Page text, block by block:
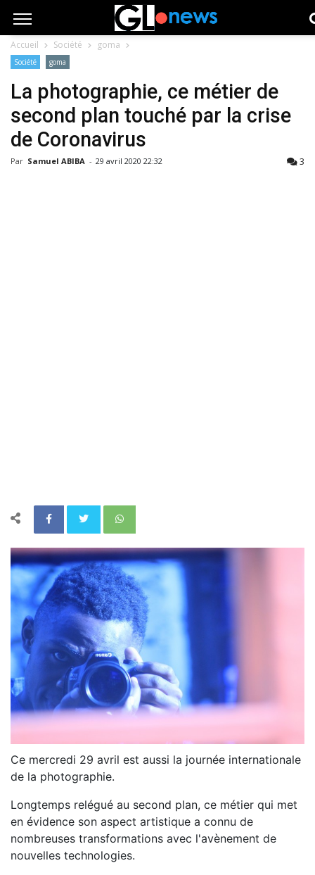
Accueil Société goma
Société goma
La photographie, ce métier de
second plan touché par la crise
de Coronavirus
Par Samuel ABIBA - 29 avril 2020 22:32 3
Ce mercredi 29 avril est aussi la journée internationale
de la photographie.
Longtemps relégué au second plan, ce métier qui met
en évidence son aspect artistique a connu de
nombreuses transformations avec l'avènement de
nouvelles technologies.